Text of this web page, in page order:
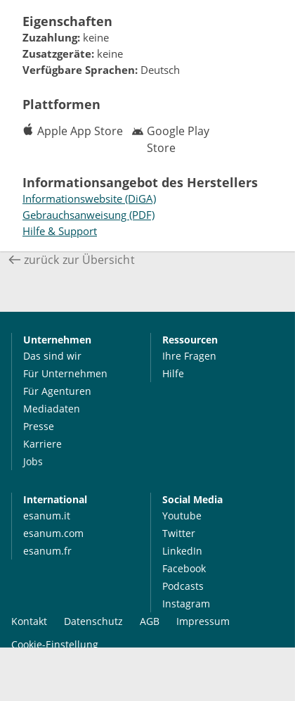
Eigenschaften
Zuzahlung: keine
Zusatzgeräte: keine
Verfügbare Sprachen: Deutsch
Plattformen
Apple App Store
Google Play
Store
Informationsangebot des Herstellers
Informationswebsite (DiGA)
Gebrauchsanweisung (PDF)
Hilfe & Support
zurück zur Übersicht
Unternehmen
Das sind wir
Für Unternehmen
Für Agenturen
Mediadaten
Presse
Karriere
Jobs
Ressourcen
Ihre Fragen
Hilfe
International
esanum.it
esanum.com
esanum.fr
Social Media
Youtube
Twitter
LinkedIn
Facebook
Podcasts
Instagram
Kontakt
Datenschutz AGB
Impressum
Cookie-Einstellung